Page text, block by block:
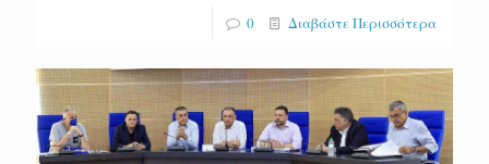
0 Διαβάστε Περισσότερα